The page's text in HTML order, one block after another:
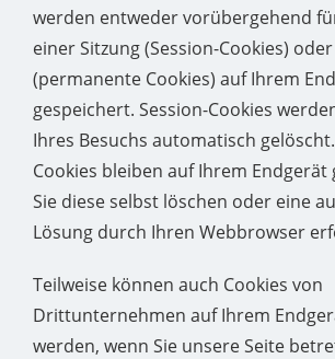
werden entweder vorübergehend
einer Sitzung (Session-Cookies)
(permanente Cookies) auf Ihrem
gespeichert. Session-Cookies
Ihres Besuchs automatisch
Cookies bleiben auf Ihrem Endgerät
Sie diese selbst löschen oder eine
Lösung durch Ihren Webbrowser
Teilweise können auch Cookies von
Drittunternehmen auf Ihrem
werden, wenn Sie unsere Seite